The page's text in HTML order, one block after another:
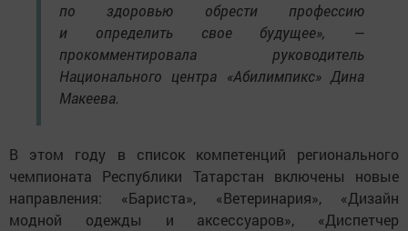
по здоровью обрести профессию
и определить свое будущее», —
прокомментировала руководитель
Национального центра «Абилимпикс» Дина
Макеева.
В этом году в список компетенций регионального
чемпионата Республики Татарстан включены новые
направления: «Бариста», «Ветеринария», «Дизайн
модной одежды и аксессуаров», «Диспетчер